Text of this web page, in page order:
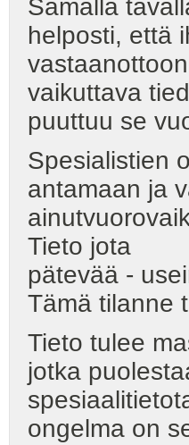
Samalla
helposti, että
vaikuttava
puuttuu se
Spesialistien
antamaan ja
Tieto jota
pätevää -
Tämä tilanne
Tieto tulee
jotka
ongelma on